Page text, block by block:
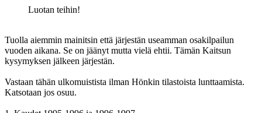
Luotan teihin!
Tuolla aiemmin mainitsin että järjestän useamman osakilpailun
vuoden aikana. Se on jäänyt mutta vielä ehtii. Tämän Kaitsun
kysymyksen jälkeen järjestän.
Vastaan tähän ulkomuistista ilman Hönkin tilastoista lunttaamista.
Katsotaan jos osuu.